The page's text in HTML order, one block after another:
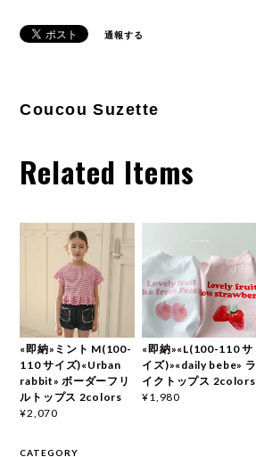
通報する
Coucou Suzette
Related Items
«即納»ミント M(100-
110 サイズ)«Urban
rabbit» ボーダーフリ
ルトップス 2colors
¥2,070
«即納»«L(100-110 サ
イズ)»«daily bebe» ラ
イクトップス 2colors
¥1,980
CATEGORY